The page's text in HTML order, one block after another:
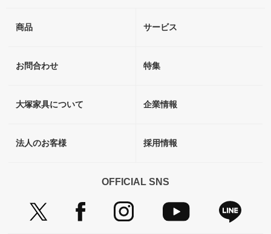
商品 サービス
お問合わせ 特集
大塚家具について 企業情報
法人のお客様 採用情報
OFFICIAL SNS